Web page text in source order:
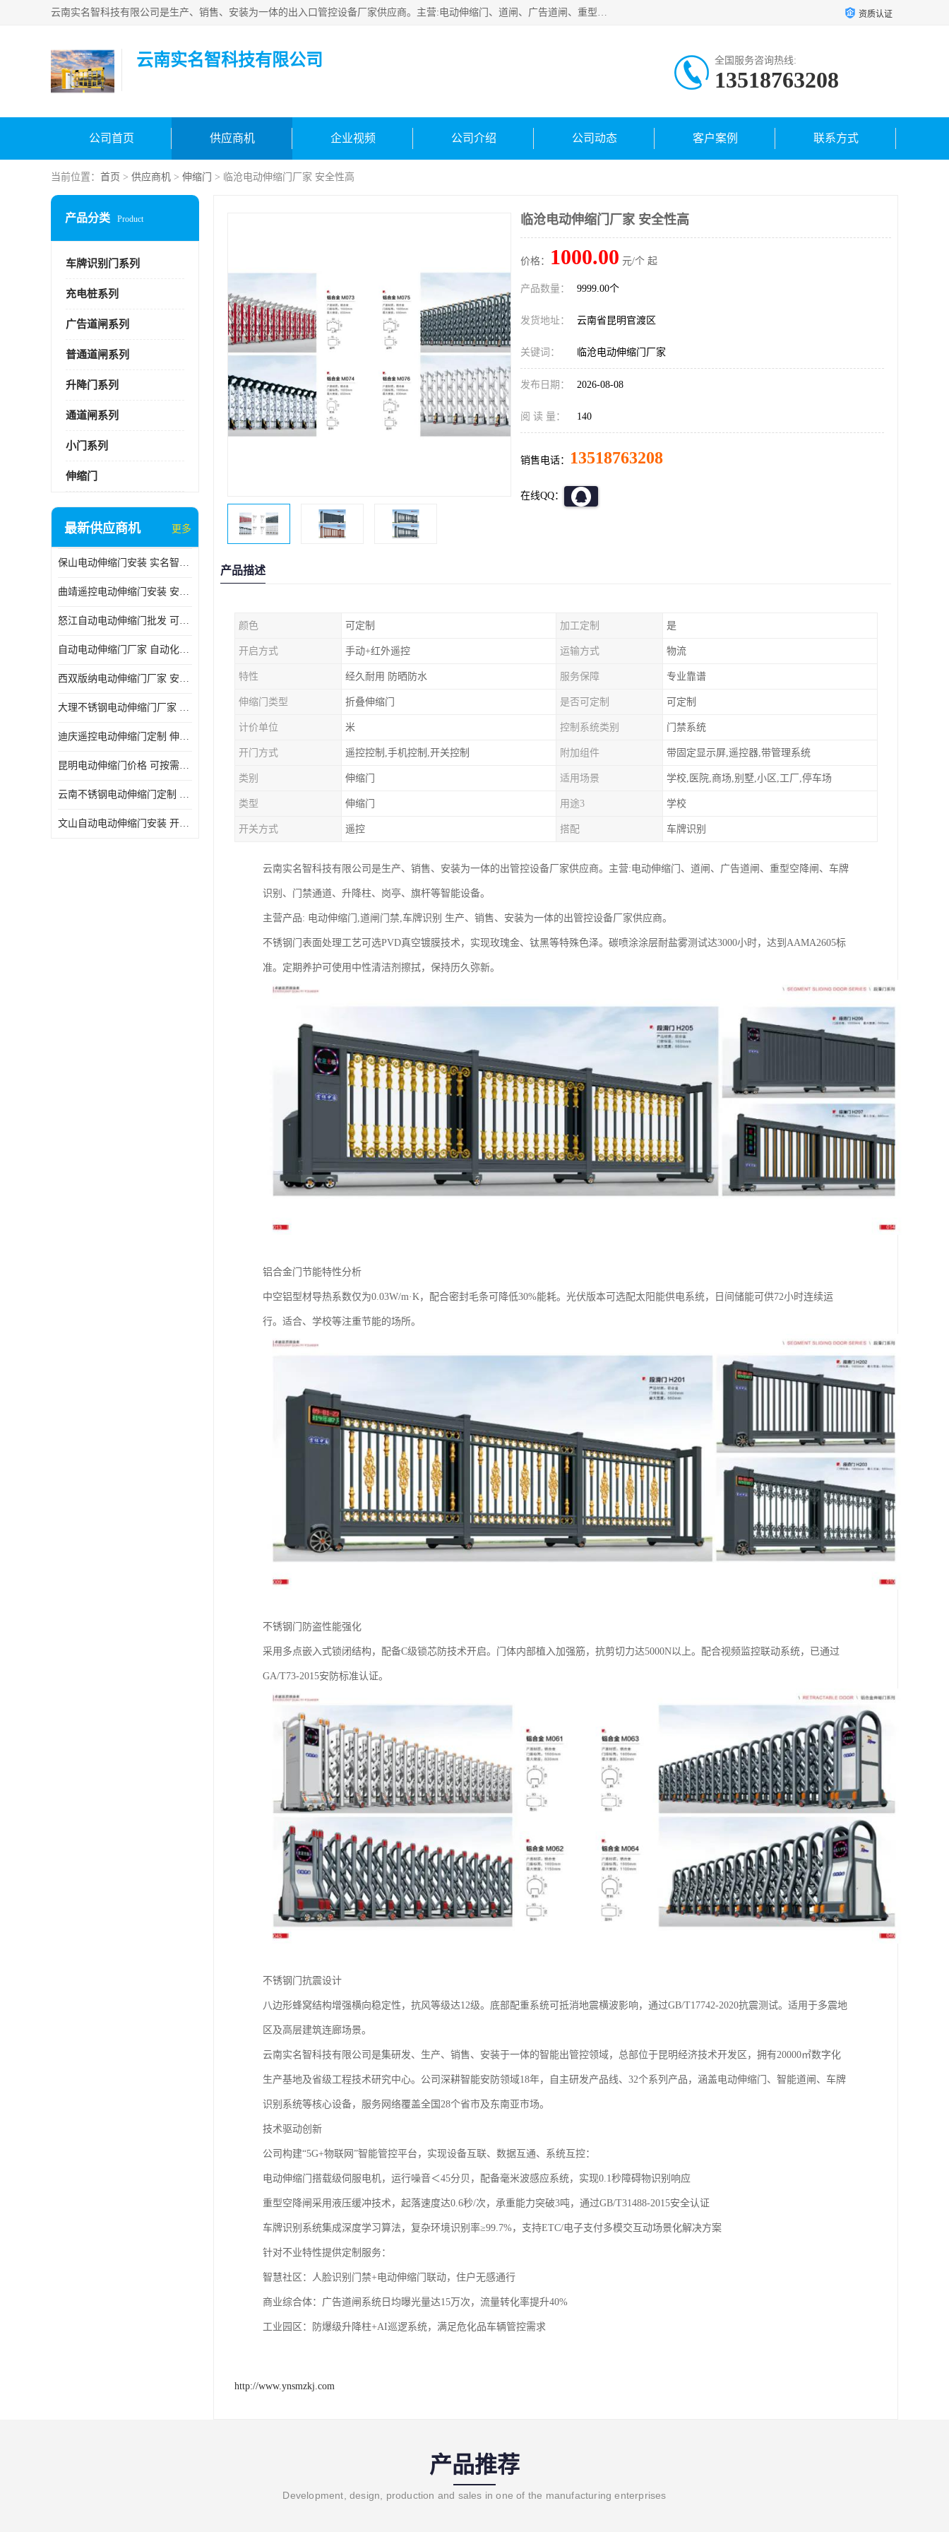
云南实名智科技有限公司是生产、销售、安装为一体的出入口管控设备厂家供应商。主营:电动伸缩门、道闸、广告道闸、重型空降闸、车牌识别、门禁通道、升降柱、岗亭、旗杆等智能设备。主营产品: 电动伸缩门,道闸门禁,车牌识别 生产、销售、安装为一体的出入口管控设备厂家源头供应商。 资质认证
云南实名智科技有限公司 全国服务咨询热线:
13518763208
公司首页 供应商机 企业视频 公司介绍 公司动态 客户案例 联系方式
当前位置： 首页 > 供应商机 > 伸缩门 > 临沧电动伸缩门厂家 安全性高
产品分类 Product
车牌识别门系列
充电桩系列
广告道闸系列
普通道闸系列
升降门系列
通道闸系列
小门系列
伸缩门
最新供应商机 更多
保山电动伸缩门安装 实名智科技 安全性高
曲靖遥控电动伸缩门安装 安全性高
怒江自动电动伸缩门批发 可按需定制
自动电动伸缩门厂家 自动化操作
西双版纳电动伸缩门厂家 安全性高
大理不锈钢电动伸缩门厂家 适合狭窄通道
迪庆遥控电动伸缩门定制 伸缩结构设计
昆明电动伸缩门价格 可按需定制
云南不锈钢电动伸缩门定制 自动化操作
文山自动电动伸缩门安装 开启后占用空间小
临沧电动伸缩门厂家 安全性高
价格： 1000.00 元/个 起
产品数量： 9999.00个
发货地址： 云南省昆明官渡区
关键词： 临沧电动伸缩门厂家
发布日期： 2026-08-08
阅 读 量： 140
销售电话： 13518763208
在线QQ：
产品描述
颜色 可定制 加工定制 是
开启方式 手动+红外遥控 运输方式 物流
特性 经久耐用 防晒防水 服务保障 专业靠谱
伸缩门类型 折叠伸缩门 是否可定制 可定制
计价单位 米 控制系统类别 门禁系统
开门方式 遥控控制,手机控制,开关控制 附加组件 带固定显示屏,遥控器,带管理系统
类别 伸缩门 适用场景 学校,医院,商场,别墅,小区,工厂,停车场
类型 伸缩门 用途3 学校
开关方式 遥控 搭配 车牌识别
云南实名智科技有限公司是生产、销售、安装为一体的出管控设备厂家供应商。主营:电动伸缩门、道闸、广告道闸、重型空降闸、车牌
识别、门禁通道、升降柱、岗亭、旗杆等智能设备。
主营产品: 电动伸缩门,道闸门禁,车牌识别 生产、销售、安装为一体的出管控设备厂家供应商。
‌不锈钢门表面处理工艺‌可选PVD真空镀膜技术，实现玫瑰金、钛黑等特殊色泽。碳喷涂涂层耐盐雾测试达3000小时，达到AAMA2605标
准。定期养护可使用中性清洁剂擦拭，保持历久弥新。
铝合金门节能特性分析‌
中空铝型材导热系数仅为0.03W/m·K，配合密封毛条可降低30%能耗。光伏版本可选配太阳能供电系统，日间储能可供72小时连续运
行。适合、学校等注重节能的场所。
不锈钢门防盗性能强化‌
采用多点嵌入式锁闭结构，配备C级锁芯防技术开启。门体内部植入加强筋，抗剪切力达5000N以上。配合视频监控联动系统，已通过
GA/T73-2015安防标准认证。
不锈钢门抗震设计‌
八边形蜂窝结构增强横向稳定性，抗风等级达12级。底部配重系统可抵消地震横波影响，通过GB/T17742-2020抗震测试。适用于多震地
区及高层建筑连廊场景。
云南实名智科技有限公司是集研发、生产、销售、安装于一体的智能出管控领域，总部位于昆明经济技术开发区，拥有20000㎡数字化
生产基地及省级工程技术研究中心。公司深耕智能安防领域18年，自主研发产品线、32个系列产品，涵盖电动伸缩门、智能道闸、车牌
识别系统等核心设备，服务网络覆盖全国28个省市及东南亚市场。
‌技术驱动创新‌
公司构建“5G+物联网”智能管控平台，实现设备互联、数据互通、系统互控：
电动伸缩门搭载级伺服电机，运行噪音＜45分贝，配备毫米波感应系统，实现0.1秒障碍物识别响应
重型空降闸采用液压缓冲技术，起落速度达0.6秒/次，承重能力突破3吨，通过GB/T31488-2015安全认证
车牌识别系统集成深度学习算法，复杂环境识别率≥99.7%，支持ETC/电子支付多模交互动场景化解决方案‌
针对不业特性提供定制服务：
‌智慧社区‌：人脸识别门禁+电动伸缩门联动，住户无感通行
‌商业综合体‌：广告道闸系统日均曝光量达15万次，流量转化率提升40%
‌工业园区‌：防爆级升降柱+AI巡逻系统，满足危化品车辆管控需求
http://www.ynsmzkj.com
产品推荐
Development, design, production and sales in one of the manufacturing enterprises